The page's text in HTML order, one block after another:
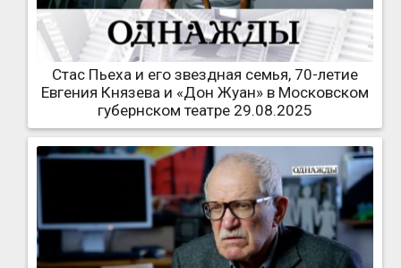
Стас Пьеха и его звездная семья, 70-летие
Евгения Князева и «Дон Жуан» в Московском
губернском театре 29.08.2025